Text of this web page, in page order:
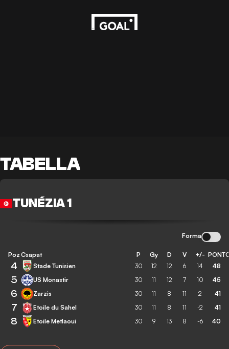
TABELLA
TUNÉZIA 1
Forma
Poz Csapat P Gy D V +/-
4 Stade Tunisien 30 12 12 6 14 48
5 US Monastir 30 11 12 7 10 45
6 Zarzis 30 11 8 11 2 41
7 Etoile du Sahel 30 11 8 11 -2 41
8 Etoile Metlaoui 30 9 13 8 -6 40